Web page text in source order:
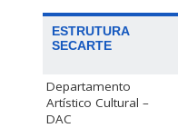
ESTRUTURA
SECARTE
Departamento
Artístico Cultural –
DAC